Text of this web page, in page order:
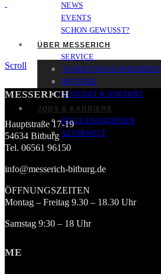
NEWS
EVENTS
SCHON GEWUSST?
ÜBER MESSERICH
SERVICE
ÄNDERUNGSSCHNEIDEREI
HISTORIE
KONTAKT & ANFAHRT
JOBS & KARRIERE
STELLENANZEIGEN
AZUBIWELT
Scroll
MESSERICH
Hauptstraße 17-19
54634 Bitburg
Tel. 06561 96150
info@messerich-bitburg.de
ÖFFNUNGSZEITEN
Montag – Freitag 9.30 – 18.30 Uhr
Samstag 9:30 – 18 Uhr
ME